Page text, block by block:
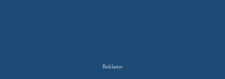
Reklame